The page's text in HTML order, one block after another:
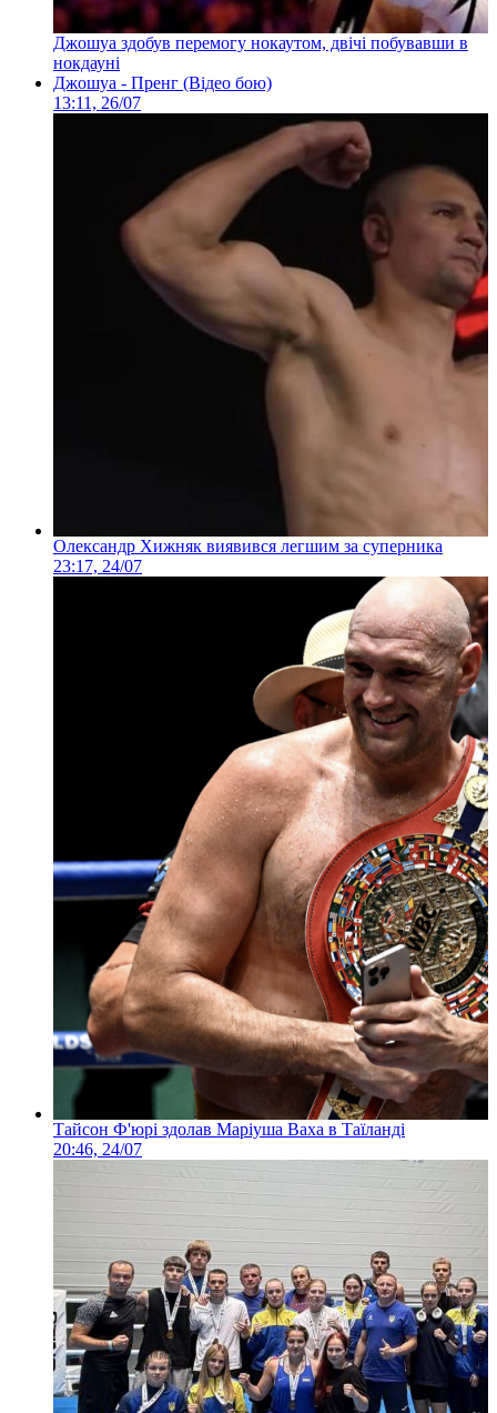
Джошуа здобув перемогу нокаутом, двічі побувавши в
нокдауні
Джошуа - Пренг (Відео бою)
13:11, 26/07
Олександр Хижняк виявився легшим за суперника
23:17, 24/07
Тайсон Ф'юрі здолав Маріуша Ваха в Таїланді
20:46, 24/07